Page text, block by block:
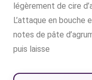
légèrement de cire
L’attaque en bouche
notes de pâte
puis laisse